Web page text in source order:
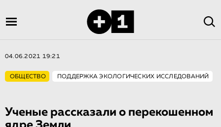
04.06.2021 19:21
ОБЩЕСТВО ПОДДЕРЖКА ЭКОЛОГИЧЕСКИХ ИССЛЕДОВАНИЙ
Ученые рассказали о перекошенном